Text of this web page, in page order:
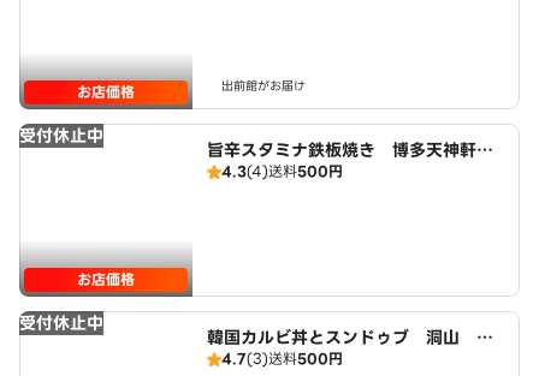
お店価格 出前館がお届け
受付休止中
お店価格
旨辛スタミナ鉄板焼き 博多天神軒
藤が丘店 広域店
4.3(4)送料500円
受付休止中
韓国カルビ丼とスンドゥブ 洞山 藤
が丘店 広域店
4.7(3)送料500円